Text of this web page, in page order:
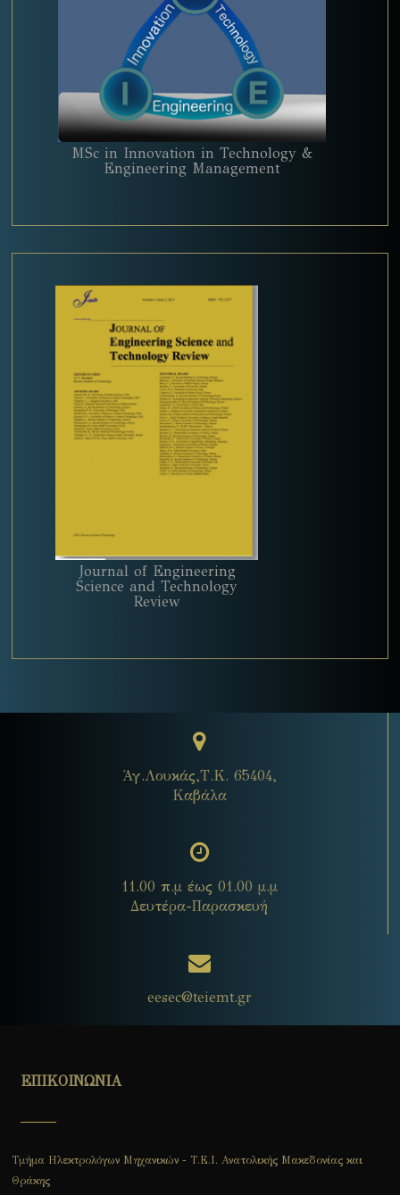
MSc in Innovation in Technology &
Engineering Management
Journal of Engineering
Science and Technology
Review
Άγ.Λουκάς,Τ.Κ. 65404,
Καβάλα
11.00 π.μ έως 01.00 μ.μ
Δευτέρα-Παρασκευή
eesec@teiemt.gr
ΕΠΙΚΟΙΝΩΝΙΑ
Τμήμα Ηλεκτρολόγων Μηχανικών - Τ.Ε.Ι. Ανατολικής Μακεδονίας και
Θράκης